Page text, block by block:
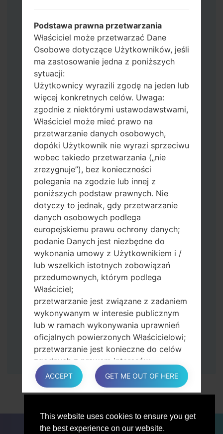
This website uses cookies to ensure you get
the best experience on our website.
zachować wszystkie swoje dane i aplikacje.
Teraz wyłącz swój telefon i przejdź do
trybu pobierania. Jak wykonać wszystkie
metody:
Naciśnij i przytrzymaj klawisz zasilania,
przycisk zwiększania głośności i klawisz
Bixby.
Naciśnij i przytrzymaj klawisze
zwiększania i zmniejszania głośności,
następnie podłącz kabel USB.
Naciśnij i przytrzymaj klawisz zasilania,
przycisk zmniejszania głośności i klawisz
strony domowej.
Podłącz kabel USB, a następnie naciśnij i
przytrzymaj przycisk Bixby i klawisz
zmniejszania głośności.
Naciśnij i przytrzymaj klawisz zasilania i
przycisk zwiększania głośności.
Następnie podłącz urządzenie do
komputera, Odin powinien wykryć
telefon, a na ekranie pojawi się numer
portu COM.
Podaj tylko czas przywracania ustawień
fabrycznych i automatycznego
ponownego uruchamiania.
Na koniec naciśnij klawisz Start. Twój
telefon uruchomi się ponownie i odłączy
się od komputera.
PORÓWNAJ
Podstawa prawna przetwarzania
Właściciel może przetwarzać Dane
Osobowe dotyczące Użytkowników, jeśli
ma zastosowanie jedna z poniższych
sytuacji:
Użytkownicy wyrazili zgodę na jeden lub
więcej konkretnych celów. Uwaga:
zgodnie z niektórymi ustawodawstwami,
Właściciel może mieć prawo na
przetwarzanie danych osobowych,
dopóki Użytkownik nie wyrazi sprzeciwu
wobec takiedo przetwarzania („nie
zrezygnuje”), bez konieczności
polegania na zgodzie lub innej z
poniższych podstaw prawnych. Nie
dotyczy to jednak, gdy przetwarzanie
danych osobowych podlega
europejskiemu prawu ochrony danych;
podanie Danych jest niezbędne do
wykonania umowy z Użytkownikiem i /
lub wszelkich istotnych zobowiązań
przedumownych, którym podlega
Właściciel;
przetwarzanie jest związane z zadaniem
wykonywanym w interesie publicznym
lub w ramach wykonywania uprawnień
oficjalnych powierzonych Właścicielowi;
przetwarzanie jest konieczne do celów
zgodnych z prawem interesów
prowadzonej przez właściciela lub
osobę trzecią.
W każdym przypadku Właściciel z
konkretną podstawę prawną, która ma
ACCEPT GET ME OUT OF HERE